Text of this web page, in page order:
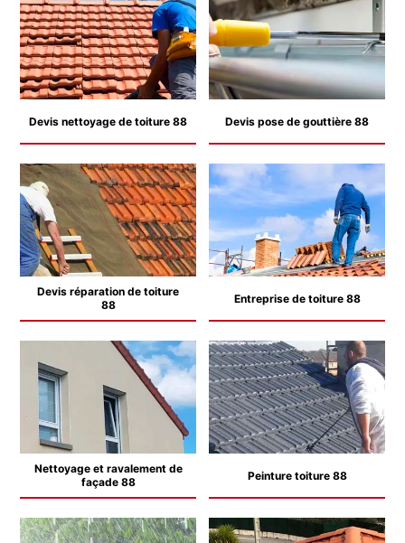
Devis nettoyage de toiture 88 Devis pose de gouttière 88
Devis réparation de toiture
88
Entreprise de toiture 88
Nettoyage et ravalement de
façade 88
Peinture toiture 88